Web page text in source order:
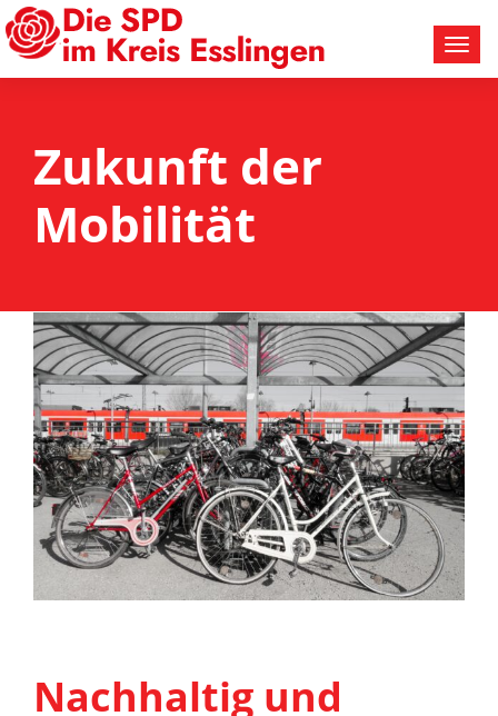
Zukunft der
Mobilität
Nachhaltig und